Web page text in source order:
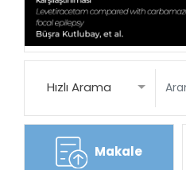
Hızlı Arama
Makale